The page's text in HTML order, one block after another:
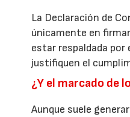
La Declaración de
únicamente en
estar respaldada por
justifiquen el
¿Y el marcado de
Aunque suele